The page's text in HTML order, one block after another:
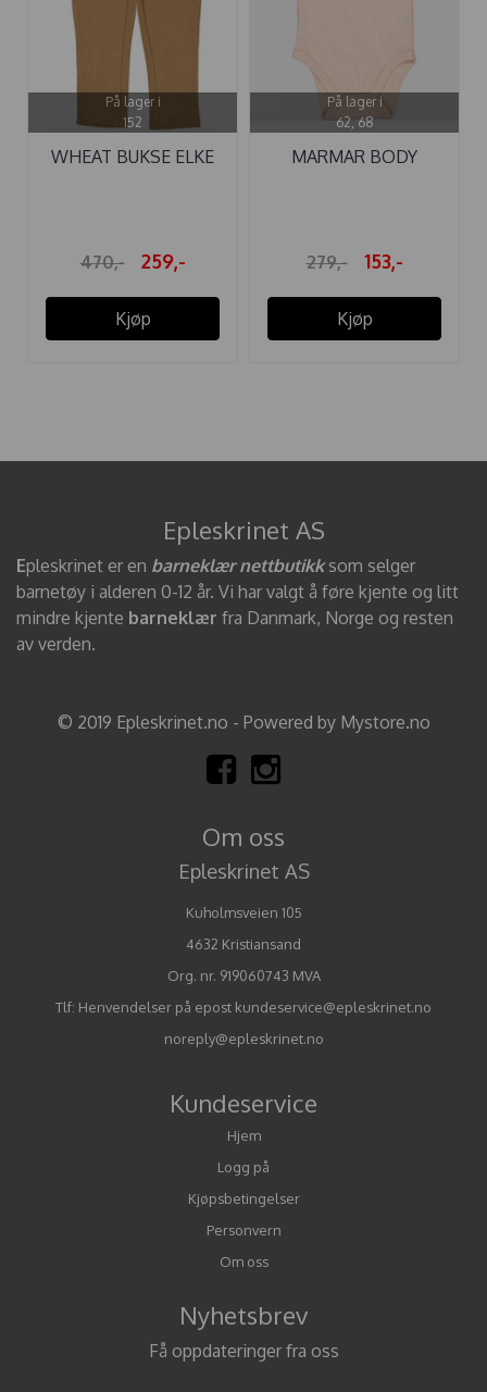
På lager i
152
WHEAT BUKSE ELKE
470,- 259,-
Kjøp
På lager i
62, 68
MARMAR BODY
279,- 153,-
Kjøp
Epleskrinet AS
Epleskrinet er en barneklær nettbutikksom selger
barnetøy i alderen 0-12 år. Vi har valgt å føre kjente og litt
mindre kjente barneklær fra Danmark, Norge og resten
av verden.
© 2019 Epleskrinet.no - Powered by Mystore.no
Om oss
Epleskrinet AS
Kuholmsveien 105
4632 Kristiansand
Org. nr. 919060743 MVA
Tlf: Henvendelser på epost kundeservice@epleskrinet.no
noreply@epleskrinet.no
Kundeservice
Hjem
Logg på
Kjøpsbetingelser
Personvern
Om oss
Nyhetsbrev
Få oppdateringer fra oss